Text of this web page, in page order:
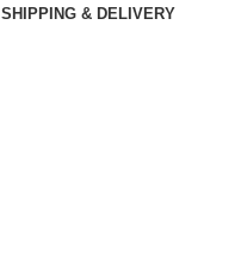
SHIPPING & DELIVERY